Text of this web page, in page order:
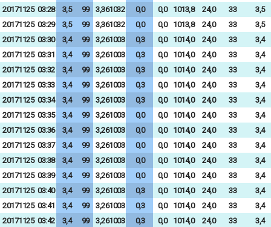
20171125 03:28 3,5 99 3,361032 0,0 0,0 1013,8 24,0 33
3,5
20171125 03:29 3,5 99 3,361032 0,0 0,0 1013,8 24,0 33
3,5
20171125 03:30 3,4 99 3,261003 0,3 0,0 1014,0 24,0 33
3,4
20171125 03:31 3,4 99 3,261003 0,3 0,0 1014,0 24,0 33
3,4
20171125 03:32 3,4 99 3,261003 0,3 0,0 1014,0 24,0 33
3,4
20171125 03:33 3,4 99 3,261003 0,3 0,0 1014,0 24,0 33
3,4
20171125 03:34 3,4 99 3,261003 0,3 0,0 1014,0 24,0 33
3,4
20171125 03:35 3,4 99 3,261003 0,0 0,0 1014,0 24,0 33
3,4
20171125 03:36 3,4 99 3,261003 0,0 0,0 1014,0 24,0 33
3,4
20171125 03:37 3,4 99 3,261003 0,0 0,0 1014,0 24,0 33
3,4
20171125 03:38 3,4 99 3,261003 0,0 0,0 1014,0 24,0 33
3,4
20171125 03:39 3,4 99 3,261003 0,0 0,0 1014,0 24,0 33
3,4
20171125 03:40 3,4 99 3,261003 0,3 0,0 1014,0 24,0 33
3,4
20171125 03:41 3,4 99 3,261003 0,3 0,0 1014,0 24,0 33
3,4
20171125 03:42 3,4 99 3,261003 0,3 0,0 1014,0 24,0 33
3,4